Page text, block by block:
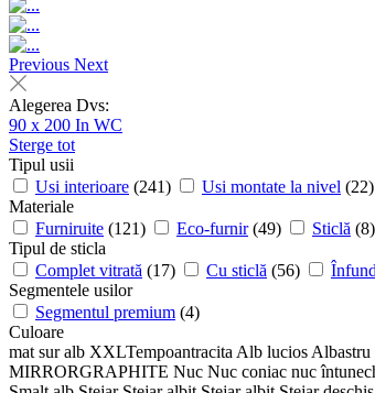
Previous Next
Alegerea Dvs:
90 x 200 In WC
Sterge tot
Tipul usii
Usi interioare (241) Usi montate la nivel (22)
Materiale
Furniruite (121) Eco-furnir (49) Sticlă (8)
Tipul de sticla
Complet vitrată (17) Cu sticlă (56)
Segmentele usilor
Segmentul premium (4)
Culoare
mat suralb XXLTempoantracita Alb lucios Albastru
MIRRORGRAPHITE Nuc Nuc coniac nuc